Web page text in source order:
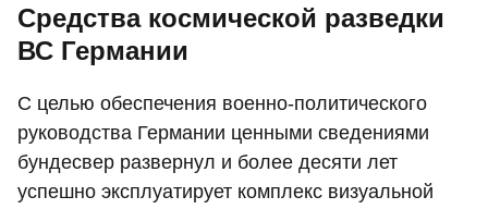
Средства космической разведки
ВС Германии
С целью обеспечения военно-политического
руководства Германии ценными сведениями
бундесвер развернул и более десяти лет
успешно эксплуатирует комплекс визуальной